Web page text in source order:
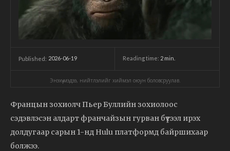
Published: 2026-06-19 Reading time: 2 min.
Энэхүү мэдээ, нийтлэлийг хиймэл оюун боловсруулав.
Францын зохиолч Пьер Буллийн зохиолоос
сэдэвлэсэн алдарт франчайзын гурван бүтээл ирэх
долдугаар сарын 1-нд Hulu платформд байршихаар
болжээ.